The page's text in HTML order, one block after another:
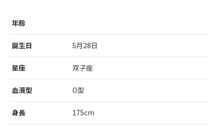
年齢
誕生日 5月28日
星座 双子座
血液型 O型
身長 175cm